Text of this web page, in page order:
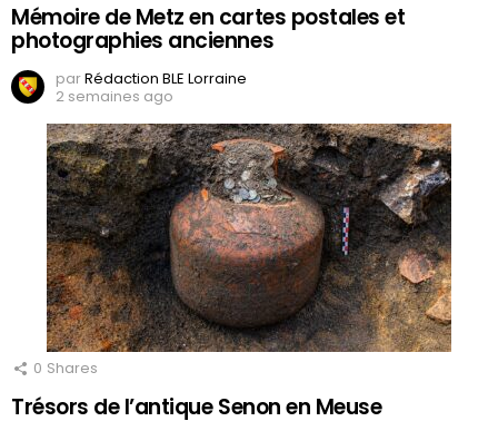
Mémoire de Metz en cartes postales et
photographies anciennes
parRédaction BLE Lorraine
2 semaines ago
0 Shares
Trésors de l’antique Senon en Meuse